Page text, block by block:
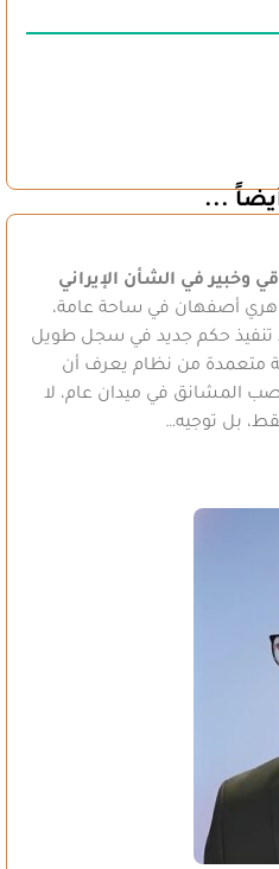
...
وخبير في الشأن الإيراني
أصفهان في ساحة عامة،
تموز 2026، مجرد تنفيذ حكم جديد في سجل طويل
متعمدة من نظام يعرف أن
المشانق في ميدان عام، لا
بل توجيه…